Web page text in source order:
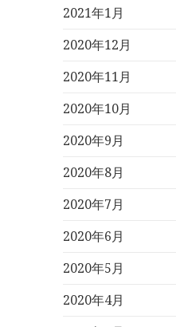
2021年1月
2020年12月
2020年11月
2020年10月
2020年9月
2020年8月
2020年7月
2020年6月
2020年5月
2020年4月